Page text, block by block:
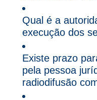
Qual é a
execução dos
Existe prazo
pela pessoa
radiodifusão